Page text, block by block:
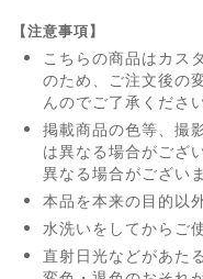
【注意事項】
こちらの商品はカス
のため、ご注文後の
んのでご了承ください
掲載商品の色等、撮
は異なる場合がござ
異なる場合がござい
本品を本来の目的以
水洗いをしてからご
直射日光などがあた